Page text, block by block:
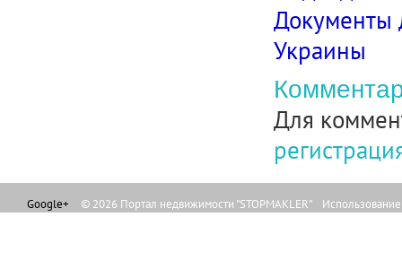
Документы
Украины
Для
Google+ © 2026 Портал недвижимости "STOPMAKLER"